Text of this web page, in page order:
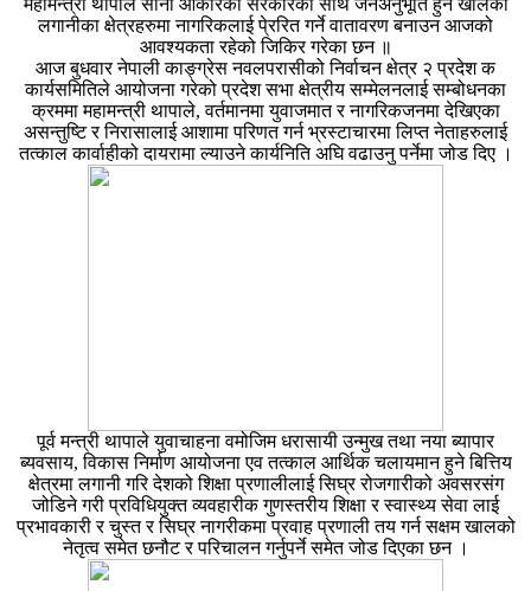
महामन्त्री थापाले सानो आकारको सरकारका साथ जनअनुभूति हुने खालका
लगानीका क्षेत्रहरुमा नागरिकलाई पे्ररित गर्ने वातावरण बनाउन आजको
आवश्यकता रहेको जिकिर गरेका छन ॥
आज बुधवार नेपाली काङ्ग्रेस नवलपरासीको निर्वाचन क्षेत्र २ प्रदेश क
कार्यसमितिले आयोजना गरेको प्रदेश सभा क्षेत्रीय सम्मेलनलाई सम्बोधनका
क्रममा महामन्त्री थापाले, वर्तमानमा युवाजमात र नागरिकजनमा देखिएका
असन्तुष्टि र निरासालाई आशामा परिणत गर्न भ्रस्टाचारमा लिप्त नेताहरुलाई
तत्काल कार्वाहीको दायरामा ल्याउने कार्यनिति अघि वढाउनु पर्नेमा जोड दिए ।
पूर्व मन्त्री थापाले युवाचाहना वमोजिम धरासायी उन्मुख तथा नया ब्यापार
ब्यवसाय, विकास निर्माण आयोजना एव तत्काल आर्थिक चलायमान हुने बित्तिय
क्षेत्रमा लगानी गरि देशको शिक्षा प्रणालीलाई सिघ्र रोजगारीको अवसरसंग
जोडिने गरी प्रविधियुक्त व्यवहारीक गुणस्तरीय शिक्षा र स्वास्थ्य सेवा लाई
प्रभावकारी र चुस्त र सिघ्र नागरीकमा प्रवाह प्रणाली तय गर्न सक्षम खालको
नेतृत्व समेत छनौट र परिचालन गर्नुपर्ने समेत जोड दिएका छन ।